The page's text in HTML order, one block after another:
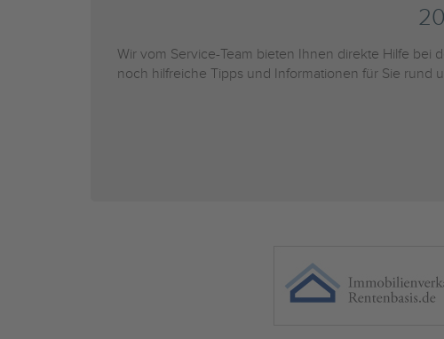
Wir vom Service-Team bieten Ihnen direkte Hilfe bei
noch hilfreiche Tipps und Informationen für Sie rund